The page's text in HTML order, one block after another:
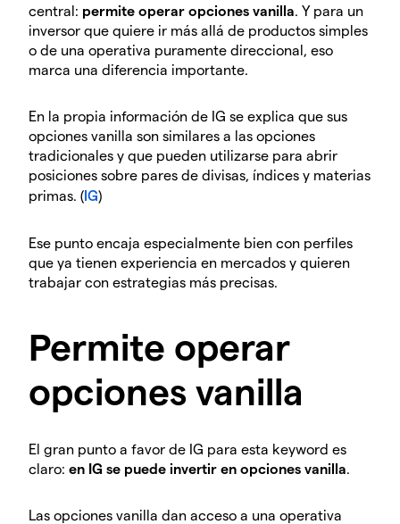
central: permite operar opciones vanilla. Y para un
inversor que quiere ir más allá de productos simples
o de una operativa puramente direccional, eso
marca una diferencia importante.
En la propia información de IG se explica que sus
opciones vanilla son similares a las opciones
tradicionales y que pueden utilizarse para abrir
posiciones sobre pares de divisas, índices y materias
primas. (IG)
Ese punto encaja especialmente bien con perfiles
que ya tienen experiencia en mercados y quieren
trabajar con estrategias más precisas.
Permite operar
opciones vanilla
El gran punto a favor de IG para esta keyword es
claro: en IG se puede invertir en opciones vanilla
Las opciones vanilla dan acceso a una operativa